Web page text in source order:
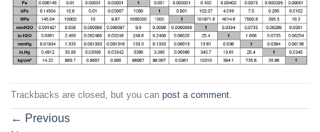
Trackbacks are closed, but you can post a comment.
← Previous